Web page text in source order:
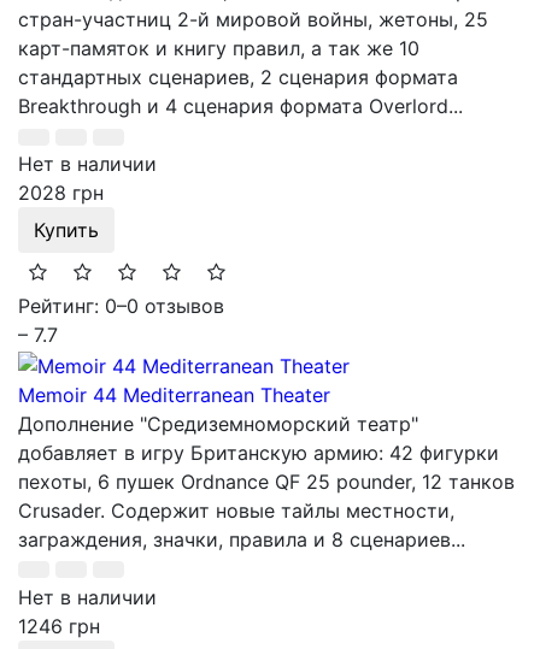
стран-участниц 2-й мировой войны, жетоны, 25
карт-памяток и книгу правил, а так же 10
стандартных сценариев, 2 сценария формата
Breakthrough и 4 сценария формата Overlord...
Нет в наличии
2028 грн
Купить
Рейтинг: 0–0 отзывов
– 7.7
Memoir 44 Mediterranean Theater
Дополнение "Средиземноморский театр"
добавляет в игру Британскую армию: 42 фигурки
пехоты, 6 пушек Ordnance QF 25 pounder, 12 танков
Crusader. Содержит новые тайлы местности,
заграждения, значки, правила и 8 сценариев...
Нет в наличии
1246 грн